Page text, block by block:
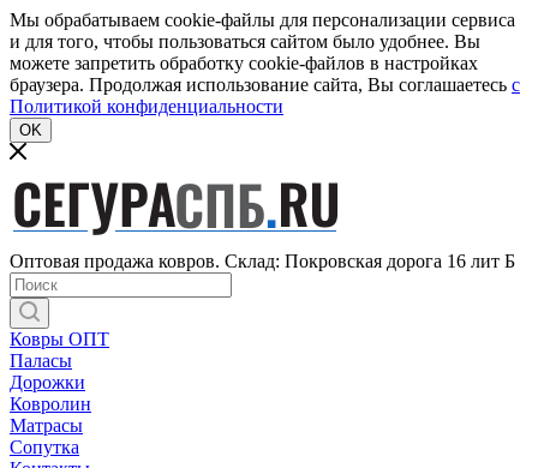
Мы обрабатываем cookie-файлы для персонализации сервиса
и для того, чтобы пользоваться сайтом было удобнее. Вы
можете запретить обработку cookie-файлов в настройках
браузера. Продолжая использование сайта, Вы соглашаетесь c
Политикой конфиденциальности
OK
Оптовая продажа ковров. Склад: Покровская дорога 16 лит Б
Ковры ОПТ
Паласы
Дорожки
Ковролин
Матрасы
Сопутка